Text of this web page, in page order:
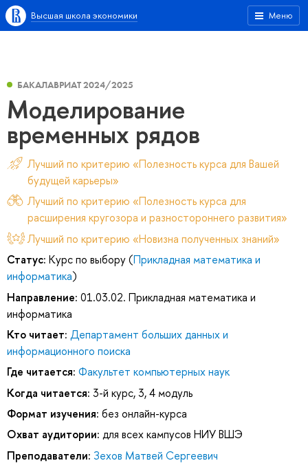
Меню
Высшая школа экономики
БАКАЛАВРИАТ 2024/2025
Моделирование
временных рядов
Лучший по критерию «Полезность курса для Вашей
будущей карьеры»
Лучший по критерию «Полезность курса для
расширения кругозора и разностороннего развития»
Лучший по критерию «Новизна полученных знаний»
Статус: Курс по выбору (Прикладная математика и
информатика)
Направление: 01.03.02. Прикладная математика и
информатика
Кто читает: Департамент больших данных и
информационного поиска
Где читается: Факультет компьютерных наук
Когда читается: 3-й курс, 3, 4 модуль
Формат изучения: без онлайн-курса
Охват аудитории: для всех кампусов НИУ ВШЭ
Преподаватели: Зехов Матвей Сергеевич